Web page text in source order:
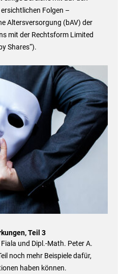
Folgen –
Altersversorgung (bAV) der
mit der Rechtsform Limited
Shares“).
Teil 3
und Dipl.-Math. Peter A.
noch mehr Beispiele dafür,
haben können.